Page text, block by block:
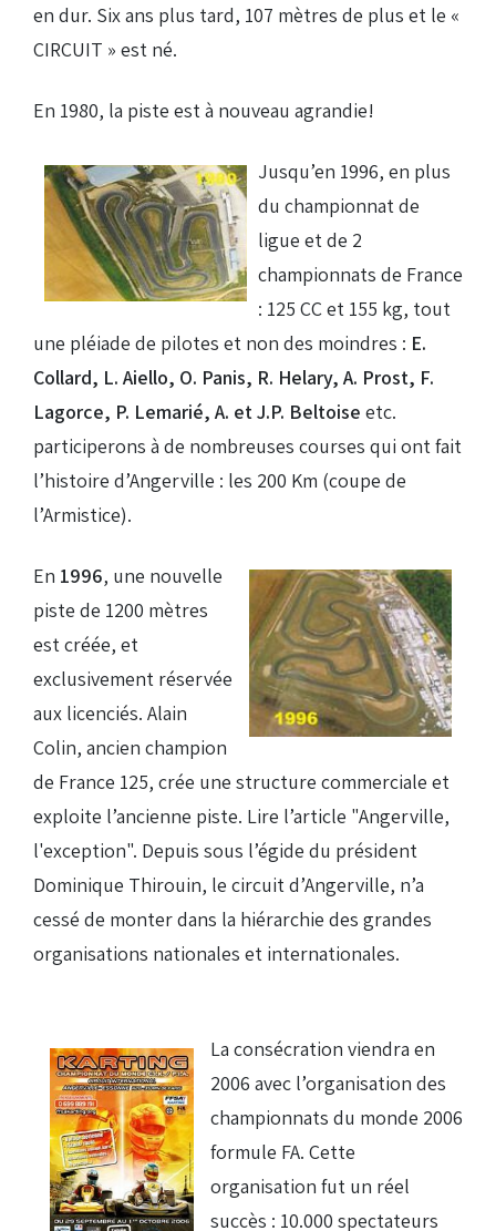
en dur. Six ans plus tard, 107 mètres de plus et le «
CIRCUIT » est né.
En 1980, la piste est à nouveau agrandie!
Jusqu’en 1996, en plus
du championnat de
ligue et de 2
championnats de France
: 125 CC et 155 kg, tout
une pléiade de pilotes et non des moindres : E.
Collard, L. Aiello, O. Panis, R. Helary, A. Prost, F.
Lagorce, P. Lemarié, A. et J.P. Beltoise etc.
participerons à de nombreuses courses qui ont fait
l’histoire d’Angerville : les 200 Km (coupe de
l’Armistice).
En 1996, une nouvelle
piste de 1200 mètres
est créée, et
exclusivement réservée
aux licenciés. Alain
Colin, ancien champion
de France 125, crée une structure commerciale et
exploite l’ancienne piste. Lire l’article "Angerville,
l'exception". Depuis sous l’égide du président
Dominique Thirouin, le circuit d’Angerville, n’a
cessé de monter dans la hiérarchie des grandes
organisations nationales et internationales.
La consécration viendra en
2006 avec l’organisation des
championnats du monde 2006
formule FA. Cette
organisation fut un réel
succès : 10.000 spectateurs